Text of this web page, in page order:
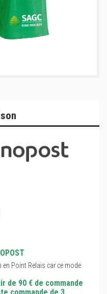
en Point Relais car ce mode
de 90 € de commande